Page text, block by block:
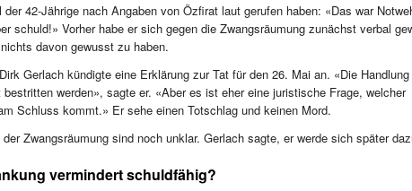
der 42-Jährige nach Angaben von Özfirat laut gerufen haben: «Das war
schuld!» Vorher habe er sich gegen die Zwangsräumung zunächst verbal
davon gewusst zu haben.
Gerlach kündigte eine Erklärung zur Tat für den 26. Mai an. «Die
werden», sagte er. «Aber es ist eher eine juristische Frage, welcher
Schluss kommt.» Er sehe einen Totschlag und keinen Mord.
der Zwangsräumung sind noch unklar. Gerlach sagte, er werde sich später
vermindert schuldfähig?